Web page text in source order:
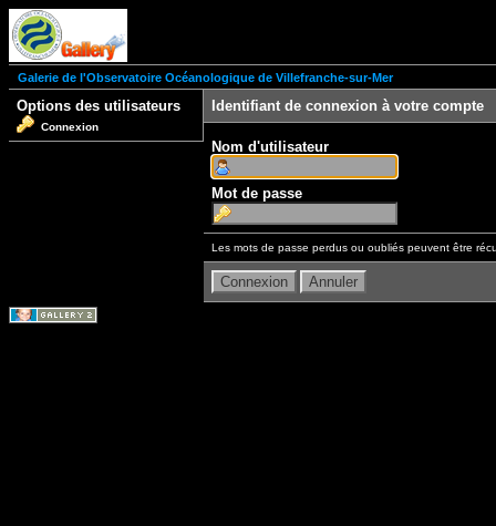
Galerie de l'Observatoire Océanologique de Villefranche-sur-Mer
Options des utilisateurs
Connexion
Identifiant de connexion à votre compte
Nom d'utilisateur
Mot de passe
Les mots de passe perdus ou oubliés peuvent être